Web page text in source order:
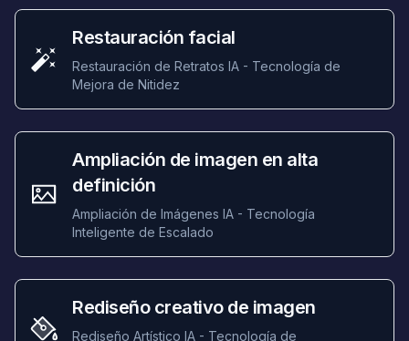
Restauración facial
Restauración de Retratos IA - Tecnología de
Mejora de Nitidez
Ampliación de imagen en alta
definición
Ampliación de Imágenes IA - Tecnología
Inteligente de Escalado
Rediseño creativo de imagen
Rediseño Artístico IA - Tecnología de